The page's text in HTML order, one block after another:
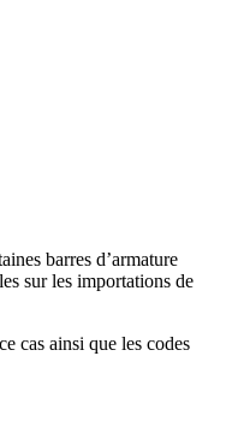
barres d’armature
sur les importations de
cas ainsi que les codes